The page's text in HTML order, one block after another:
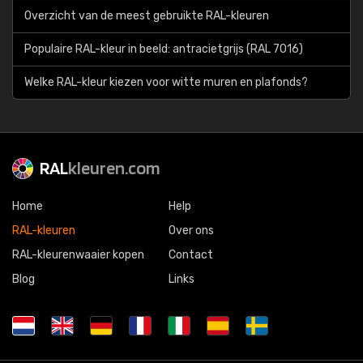
Overzicht van de meest gebruikte RAL-kleuren
Populaire RAL-kleur in beeld: antracietgrijs (RAL 7016)
Welke RAL-kleur kiezen voor witte muren en plafonds?
RALkleuren.com
Home
RAL-kleuren
RAL-kleurenwaaier kopen
Blog
Help
Over ons
Contact
Links